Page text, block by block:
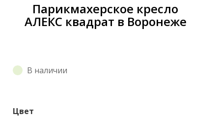
Парикмахерское кресло
АЛЕКС квадрат в Воронеже
В наличии
Цвет